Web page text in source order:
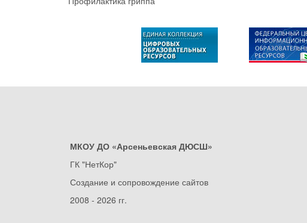
МКОУ ДО «Арсеньевская ДЮСШ»
ГК "НетКор"
Создание и сопровождение сайтов
2008 - 2026 гг.